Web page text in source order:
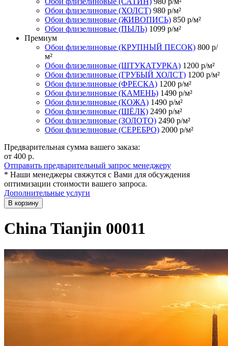
Обои флизелиновые (ХОЛСТ) 980 р/м²
Обои флизелиновые (ЖИВОПИСЬ) 850 р/м²
Обои флизелиновые (ПЫЛЬ) 1099 р/м²
Премиум
Обои флизелиновые (КРУПНЫЙ ПЕСОК) 800 р/
м²
Обои флизелиновые (ШТУКАТУРКА) 1200 р/м²
Обои флизелиновые (ГРУБЫЙ ХОЛСТ) 1200 р/м²
Обои флизелиновые (ФРЕСКА) 1200 р/м²
Обои флизелиновые (КАМЕНЬ) 1490 р/м²
Обои флизелиновые (КОЖА) 1490 р/м²
Обои флизелиновые (ШЁЛК) 2490 р/м²
Обои флизелиновые (ЗОЛОТО) 2490 р/м²
Обои флизелиновые (СЕРЕБРО) 2000 р/м²
Предварительная сумма вашего заказа:
от 400 р.
Отправить предварительный запрос менеджеру
* Наши менеджеры свяжутся с Вами для обсуждения
оптимизации стоимости вашего запроса.
Дополнительные услуги
В корзину
China Tianjin 00011